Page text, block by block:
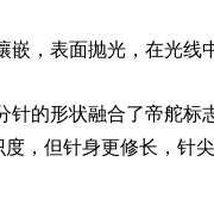
，表面抛光，在光线
针的形状融合了帝舵标
，但针身更修长，针